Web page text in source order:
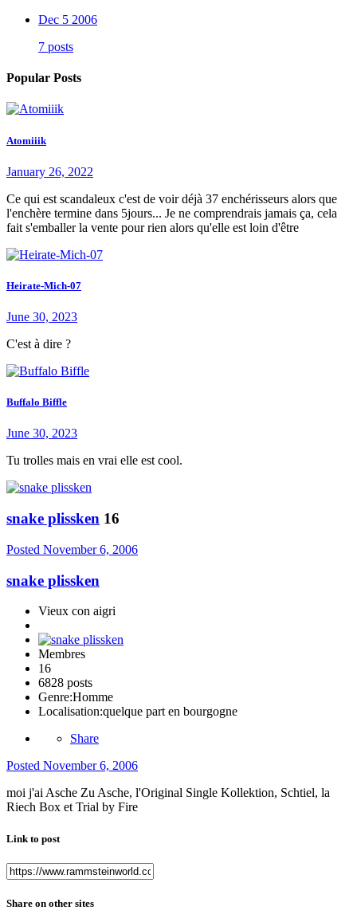
Dec 5 2006
7 posts
Popular Posts
Atomiiik
January 26, 2022
Ce qui est scandaleux c'est de voir déjà 37 enchérisseurs alors que
l'enchère termine dans 5jours... Je ne comprendrais jamais ça, cela
fait s'emballer la vente pour rien alors qu'elle est loin d'être
Heirate-Mich-07
June 30, 2023
C'est à dire ?
Buffalo Biffle
June 30, 2023
Tu trolles mais en vrai elle est cool.
snake plissken 16
Posted November 6, 2006
snake plissken
Vieux con aigri
Membres
16
6828 posts
Genre:Homme
Localisation:quelque part en bourgogne
Share
Posted November 6, 2006
moi j'ai Asche Zu Asche, l'Original Single Kollektion, Schtiel, la
Riech Box et Trial by Fire
Link to post
Share on other sites